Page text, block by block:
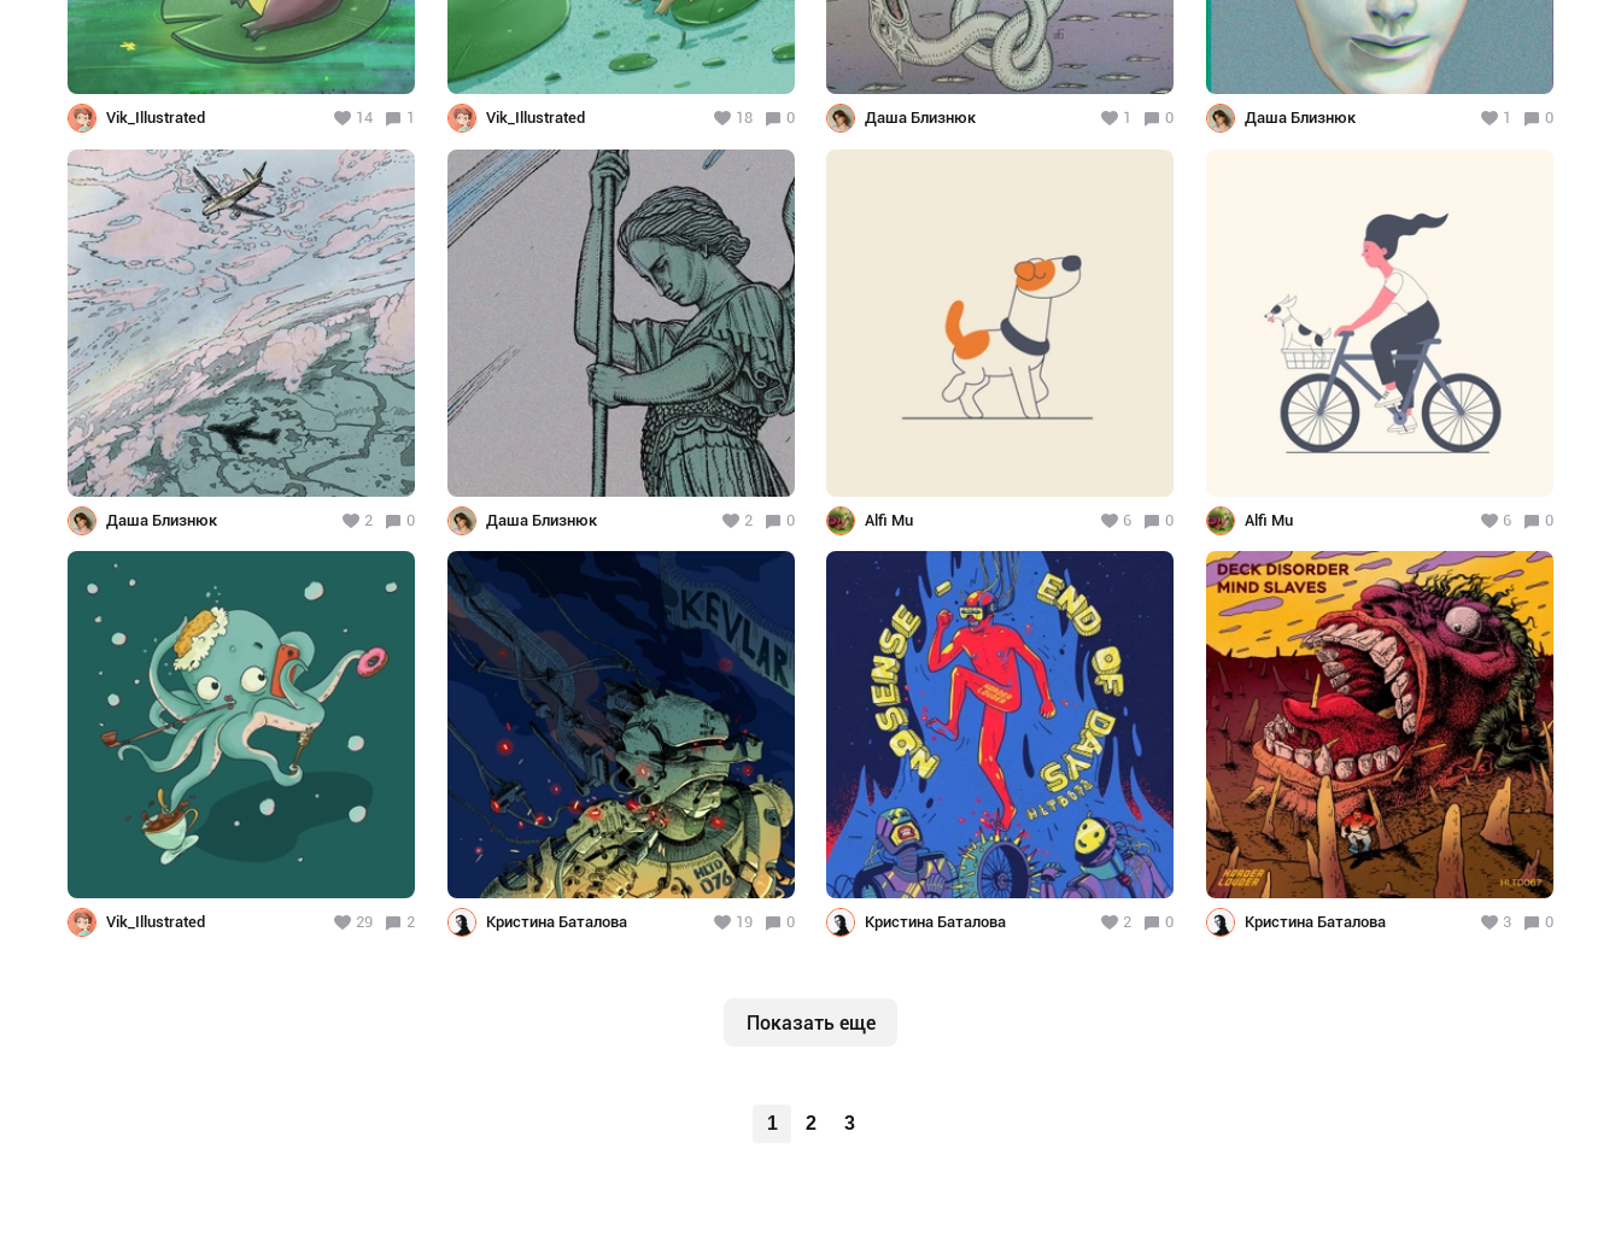
Vik_Illustrated 14 1 Vik_Illustrated 18 0 Даша Близнюк 1 0 Даша Близнюк 1 0
Даша Близнюк 2 0 Даша Близнюк 2 0 Alfi Mu 6 0 Alfi Mu 6 0
Vik_Illustrated 29 2 Кристина Баталова 19 0 Кристина Баталова 2 0 Кристина Баталова 3 0
Показать еще
1 2 3